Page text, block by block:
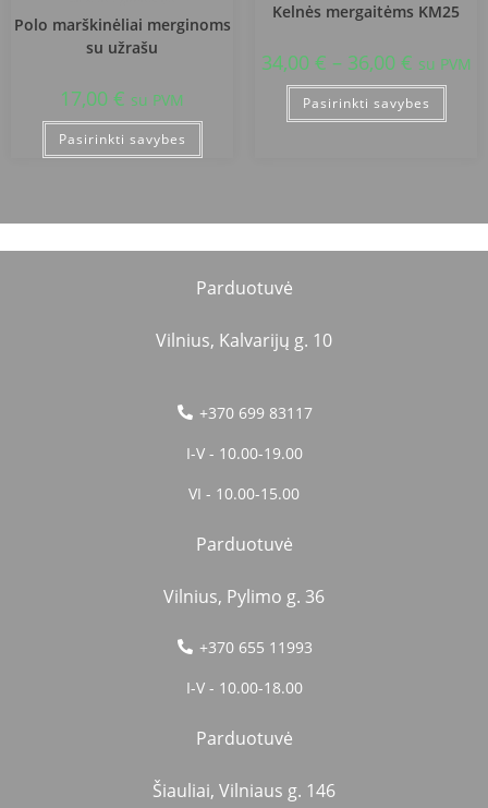
Polo marškinėliai merginoms
su užrašu
17,00 € su PVM
Pasirinkti savybes
Kelnės mergaitėms KM25
34,00 € – 36,00 € su PVM
Pasirinkti savybes
Parduotuvė
Vilnius, Kalvarijų g. 10
+370 699 83117
I-V - 10.00-19.00
VI - 10.00-15.00
Parduotuvė
Vilnius, Pylimo g. 36
+370 655 11993
I-V - 10.00-18.00
Parduotuvė
Šiauliai, Vilniaus g. 146